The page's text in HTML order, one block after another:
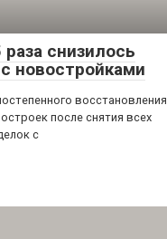
снизилось
новостройками
восстановления
после снятия всех
с